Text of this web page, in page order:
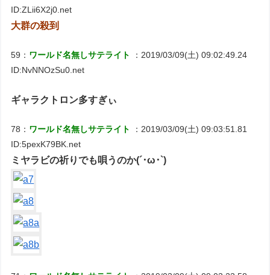
ID:ZLii6X2j0.net
大群の殺到
59： ワールド名無しサテライト
：2019/03/09(土) 09:02:49.24
ID:NvNNOzSu0.net
ギャラクトロン多すぎぃ
78： ワールド名無しサテライト
：2019/03/09(土) 09:03:51.81
ID:5pexK79BK.net
ミヤラビの祈りでも唄うのか(´･ω･`)